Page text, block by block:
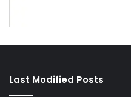
Last Modified Posts